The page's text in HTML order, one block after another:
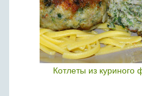
Котлеты из